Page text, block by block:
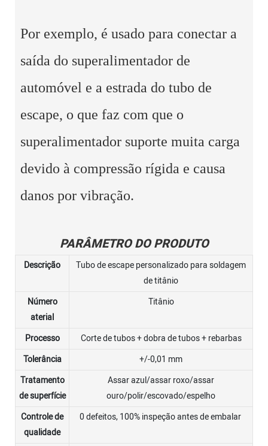
Por exemplo, é usado para conectar a
saída do superalimentador de
automóvel e a estrada do tubo de
escape, o que faz com que o
superalimentador suporte muita carga
devido à compressão rígida e causa
danos por vibração.
PARÂMETRO DO PRODUTO
Descrição
Tubo de escape personalizado para soldagem
de titânio
Número
aterial
Titânio
Processo
Corte de tubos + dobra de tubos + rebarbas
Tolerância
+/-0,01 mm
Tratamento
de superfície
Assar azul/assar roxo/assar
ouro/polir/escovado/espelho
Controle de
qualidade
0 defeitos, 100% inspeção antes de embalar